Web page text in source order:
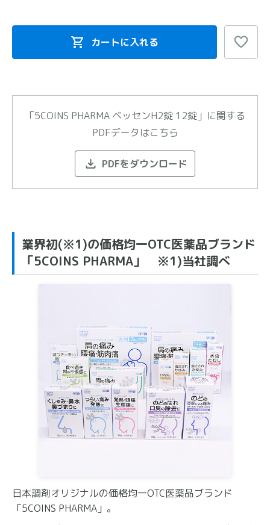
カートに入れる
「5COINS PHARMA ベッセンH2錠 12錠」に関する
PDFデータはこちら
PDFをダウンロード
業界初(※1)の価格均一OTC医薬品ブランド
「5COINS PHARMA」 ※1)当社調べ
日本調剤オリジナルの価格均一OTC医薬品ブランド
「5COINS PHARMA」。